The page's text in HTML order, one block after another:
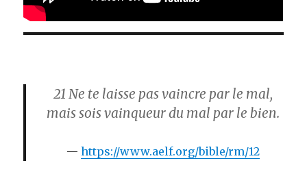
21 Ne te laisse pas vaincre par le mal,
mais sois vainqueur du mal par le bien.
https://www.aelf.org/bible/rm/12